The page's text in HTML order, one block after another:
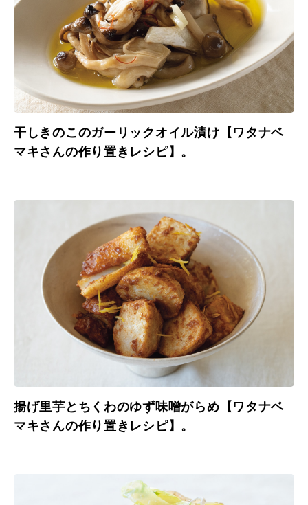
干しきのこのガーリックオイル漬け【ワタナベ
マキさんの作り置きレシピ】。
揚げ里芋とちくわのゆず味噌がらめ【ワタナベ
マキさんの作り置きレシピ】。